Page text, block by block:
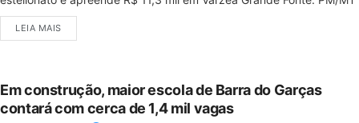
LEIA MAIS
Em construção, maior escola de Barra do Garças
contará com cerca de 1,4 mil vagas